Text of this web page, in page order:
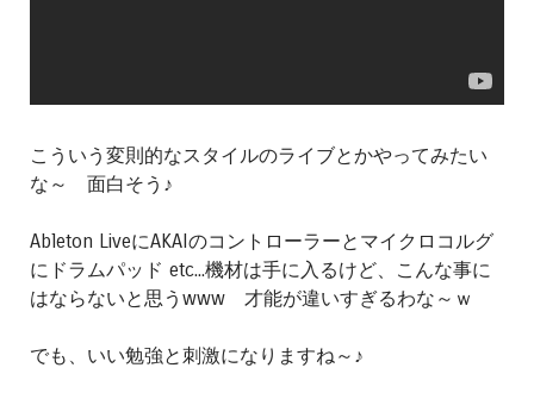
こういう変則的なスタイルのライブとかやってみたい
な～ 面白そう♪
Ableton LiveにAKAIのコントローラーとマイクロコルグ
にドラムパッド etc...機材は手に入るけど、こんな事に
はならないと思うwww 才能が違いすぎるわな～ｗ
でも、いい勉強と刺激になりますね～♪